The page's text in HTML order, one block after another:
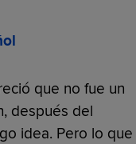
que no fue un
después del
idea. Pero lo que